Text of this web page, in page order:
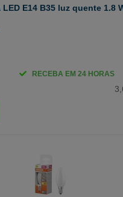
E14 B35 luz quente 1.8
RECEBA EM 24 HORAS